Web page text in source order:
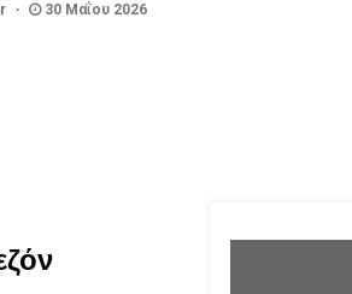
30 Μαΐου 2026